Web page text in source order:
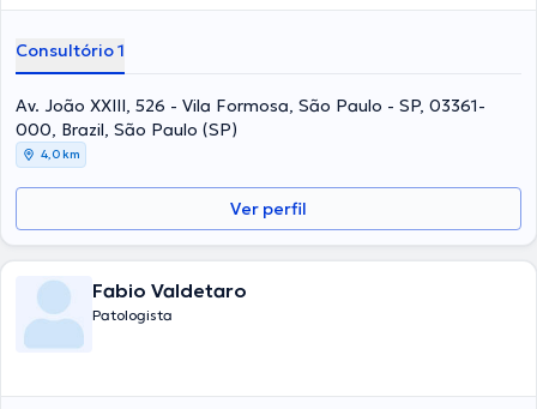
Consultório 1
Av. João XXIII, 526 - Vila Formosa, São Paulo - SP, 03361-
000, Brazil, São Paulo (SP)
4,0 km
Ver perfil
Fabio Valdetaro
Patologista